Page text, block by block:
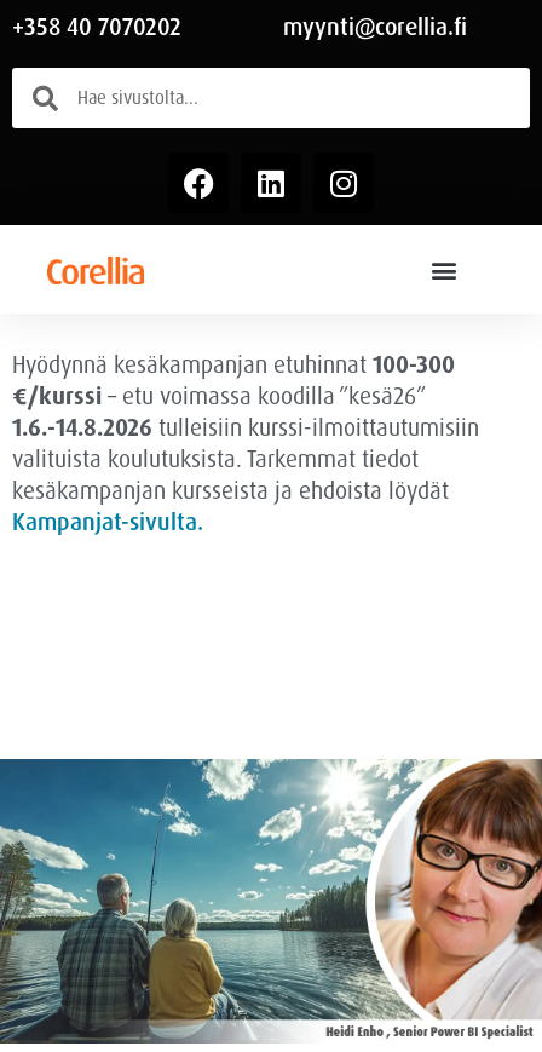
+358 40 7070202 myynti@corellia.fi
Hyödynnä kesäkampanjan etuhinnat 100-300
€/kurssi – etu voimassa koodilla ”kesä26”
1.6.-14.8.2026 tulleisiin kurssi-ilmoittautumisiin
valituista koulutuksista. Tarkemmat tiedot
kesäkampanjan kursseista ja ehdoista löydät
Kampanjat-sivulta.